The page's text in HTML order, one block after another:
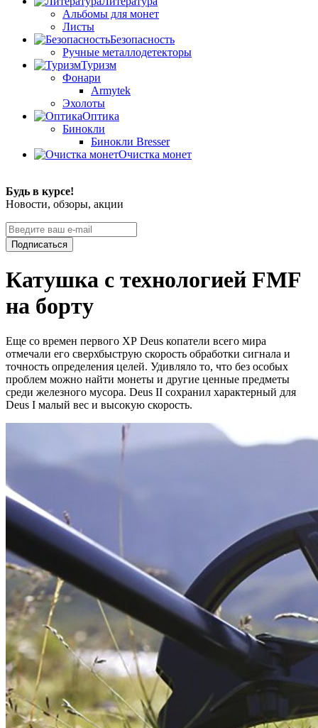
Альбомы для монет
Листы
Безопасность
Ручные металлодетекторы
Туризм
Фонари
Armytek
Эхолоты
Оптика
Бинокли
Бинокли Bresser
Очистка монет
Будь в курсе!
Новости, обзоры, акции
Подписаться
Катушка с технологией FMF
на борту
Еще со времен первого ХР Deus копатели всего мира
отмечали его сверхбыструю скорость обработки сигнала и
точность определения целей. Удивляло то, что без особых
проблем можно найти монеты и другие ценные предметы
среди железного мусора. Deus II сохранил характерный для
Deus I малый вес и высокую скорость.